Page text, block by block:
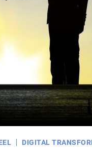
DIGITAL